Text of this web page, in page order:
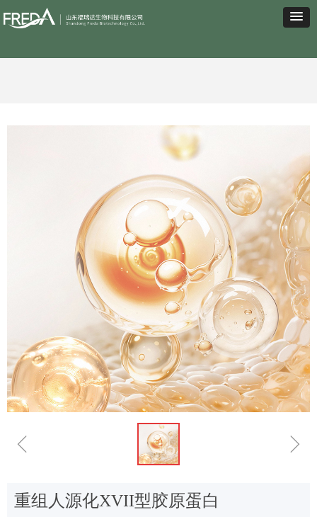
ꁆ ꁇ
重组人源化XVII型胶原蛋白